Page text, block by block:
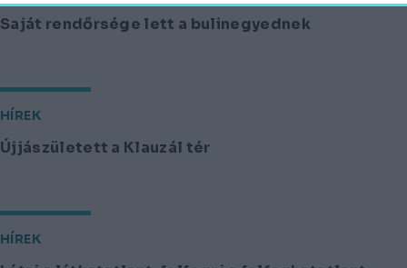
Saját rendőrsége lett a bulinegyednek
HÍREK
Újjászületett a Klauzál tér
HÍREK